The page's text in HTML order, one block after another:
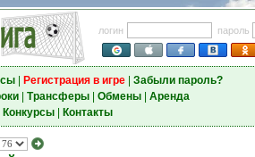
логин
пароль
| Регистрация в игре| Забыли пароль?
| Трансферы| Обмены| Аренда
Конкурсы| Контакты